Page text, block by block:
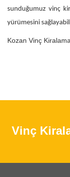
sunduğumuz vinç
yürümesini
Kozan‎ Vinç Kiralama
Vinç